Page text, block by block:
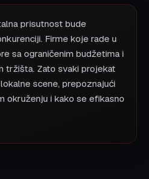
prisutnost bude
Firme koje rade u
sa ograničenim budžetima i
tržišta. Zato svaki projekat
scene, prepoznajući
okruženju i kako se efikasno